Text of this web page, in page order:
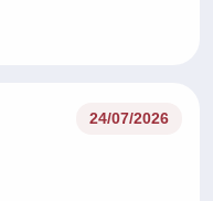
24/07/2026